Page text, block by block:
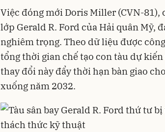
Việc đóng mới Doris Miller (CVN-81),
lớp Gerald R. Ford của Hải quân Mỹ,
nghiêm trọng. Theo dữ liệu được
tổng thời gian chế tạo con tàu dự
thay đổi này đẩy thời hạn bàn giao
xuống năm 2032.